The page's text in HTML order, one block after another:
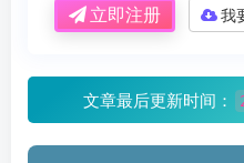
立即注册 我
文章最后更新时间：